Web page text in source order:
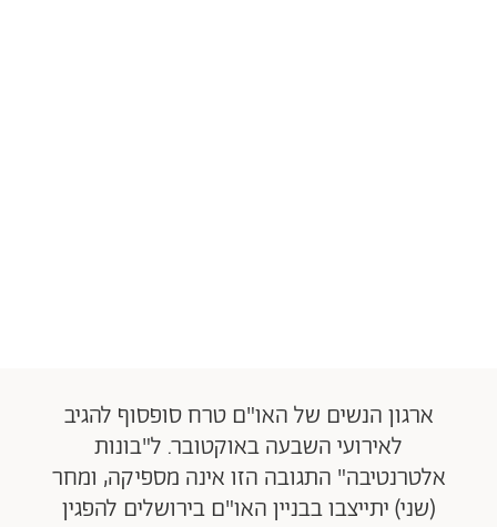
ארגון הנשים של האו"ם טרח סופסוף להגיב
לאירועי השבעה באוקטובר. ל"בונות
אלטרנטיבה" התגובה הזו אינה מספיקה, ומחר
(שני) יתייצבו בבניין האו"ם בירושלים להפגין